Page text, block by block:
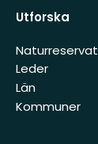
Utforska
Naturreservat
Leder
Län
Kommuner